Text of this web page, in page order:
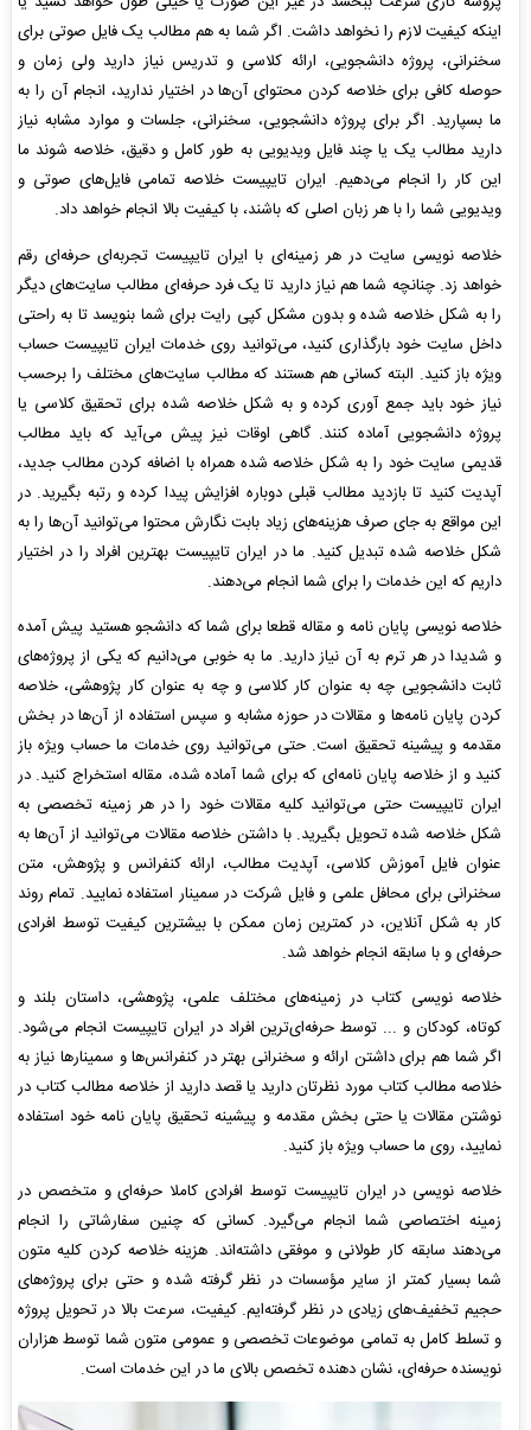
اینکه کیفیت لازم را نخواهد داشت. اگر شما به هم مطالب یک فایل صوتی برای
سخنرانی، پروژه دانشجویی، ارائه کلاسی و تدریس نیاز دارید ولی زمان و
حوصله کافی برای خلاصه کردن محتوای آن‌ها در اختیار ندارید، انجام آن را به
ما بسپارید. اگر برای پروژه دانشجویی، سخنرانی، جلسات و موارد مشابه نیاز
دارید مطالب یک یا چند فایل ویدیویی به طور کامل و دقیق، خلاصه شوند ما
این کار را انجام می‌دهیم. ایران تایپیست خلاصه تمامی فایل‌های صوتی و
ویدیویی شما را با هر زبان اصلی که باشند، با کیفیت بالا انجام خواهد داد.
خلاصه نویسی سایت در هر زمینه‌ای با ایران تایپیست تجربه‌ای حرفه‌ای رقم
خواهد زد. چنانچه شما هم نیاز دارید تا یک فرد حرفه‌ای مطالب سایت‌های دیگر
را به شکل خلاصه شده و بدون مشکل کپی رایت برای شما بنویسد تا به راحتی
داخل سایت خود بارگذاری کنید، می‌توانید روی خدمات ایران تایپیست حساب
ویژه باز کنید. البته کسانی هم هستند که مطالب سایت‌های مختلف را برحسب
نیاز خود باید جمع آوری کرده و به شکل خلاصه شده برای تحقیق کلاسی یا
پروژه دانشجویی آماده کنند. گاهی اوقات نیز پیش می‌آید که باید مطالب
قدیمی سایت خود را به شکل خلاصه شده همراه با اضافه کردن مطالب جدید،
آپدیت کنید تا بازدید مطالب قبلی دوباره افزایش پیدا کرده و رتبه بگیرید. در
این مواقع به جای صرف هزینه‌های زیاد بابت نگارش محتوا می‌توانید آن‌ها را به
شکل خلاصه شده تبدیل کنید. ما در ایران تایپیست بهترین افراد را در اختیار
داریم که این خدمات را برای شما انجام می‌دهند.
خلاصه نویسی پایان نامه و مقاله قطعا برای شما که دانشجو هستید پیش آمده
و شدیدا در هر ترم به آن نیاز دارید. ما به خوبی می‌دانیم که یکی از پروژه‌های
ثابت دانشجویی چه به عنوان کار کلاسی و چه به عنوان کار پژوهشی، خلاصه
کردن پایان نامه‌ها و مقالات در حوزه مشابه و سپس استفاده از آن‌ها در بخش
مقدمه و پیشینه تحقیق است. حتی می‌توانید روی خدمات ما حساب ویژه باز
کنید و از خلاصه پایان نامه‌ای که برای شما آماده شده، مقاله استخراج کنید. در
ایران تایپیست حتی می‌توانید کلیه مقالات خود را در هر زمینه تخصصی به
شکل خلاصه شده تحویل بگیرید. با داشتن خلاصه مقالات می‌توانید از آن‌ها به
عنوان فایل آموزش کلاسی، آپدیت مطالب، ارائه کنفرانس و پژوهش، متن
سخنرانی برای محافل علمی و فایل شرکت در سمینار استفاده نمایید. تمام روند
کار به شکل آنلاین، در کمترین زمان ممکن با بیشترین کیفیت توسط افرادی
حرفه‌ای و با سابقه انجام خواهد شد.
خلاصه نویسی کتاب در زمینه‌های مختلف علمی، پژوهشی، داستان بلند و
کوتاه، کودکان و ... توسط حرفه‌ای‌ترین افراد در ایران تایپیست انجام می‌شود.
اگر شما هم برای داشتن ارائه و سخنرانی بهتر در کنفرانس‌ها و سمینارها نیاز به
خلاصه مطالب کتاب مورد نظرتان دارید یا قصد دارید از خلاصه مطالب کتاب در
نوشتن مقالات یا حتی بخش مقدمه و پیشینه تحقیق پایان نامه خود استفاده
نمایید، روی ما حساب ویژه باز کنید.
خلاصه نویسی در ایران تایپیست توسط افرادی کاملا حرفه‌ای و متخصص در
زمینه اختصاصی شما انجام می‌گیرد. کسانی که چنین سفارشاتی را انجام
می‌دهند سابقه کار طولانی و موفقی داشته‌اند. هزینه خلاصه کردن کلیه متون
شما بسیار کمتر از سایر مؤسسات در نظر گرفته شده و حتی برای پروژه‌های
حجیم تخفیف‌های زیادی در نظر گرفته‌ایم. کیفیت، سرعت بالا در تحویل پروژه
و تسلط کامل به تمامی موضوعات تخصصی و عمومی متون شما توسط هزاران
نویسنده حرفه‌ای، نشان دهنده تخصص بالای ما در این خدمات است.